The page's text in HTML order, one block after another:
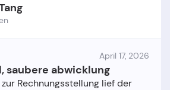
April 17, 2026
saubere abwicklung
Rechnungsstellung lief der